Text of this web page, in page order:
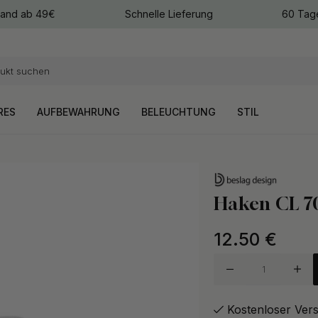
ab 49€ Schnelle Lieferung 60
AUFBEWAHRUNG BELEUCHTUNG STIL
Haken CL
12.50 €
Kostenloser